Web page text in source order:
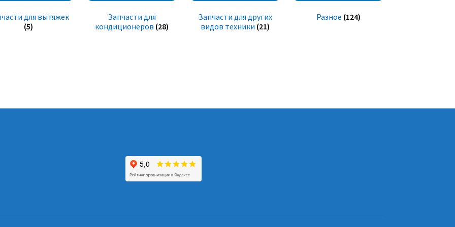
для вытяжек
(5)
Запчасти для
кондиционеров (28)
Запчасти для других
видов техники (21)
Разное (124)